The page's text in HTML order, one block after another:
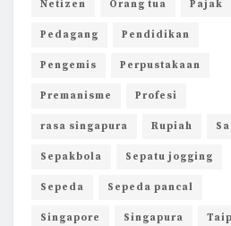
Netizen Orang tua Pajak
Pedagang Pendidikan
Pengemis Perpustakaan
Premanisme Profesi
rasa singapura Rupiah
Sepakbola Sepatu jogging
Sepeda Sepeda pancal
Singapore Singapura